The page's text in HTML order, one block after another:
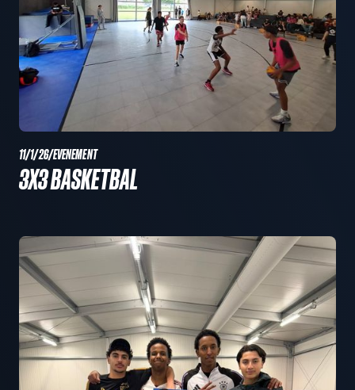
11/1/26/EVENEMENT
3X3 BASKETBAL